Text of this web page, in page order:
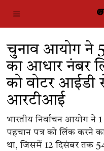
चुनाव आयोग ने
का आधार नंबर
को वोटर आईडी
आरटीआई
भारतीय निर्वाचन आयोग
पहचान पत्र को लिंक करने
था, जिसमें 12 दिसंबर तक